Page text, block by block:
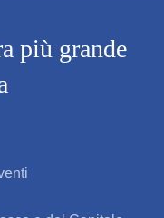
più grande